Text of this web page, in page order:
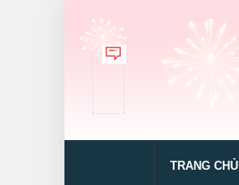
TRANG CHỦ